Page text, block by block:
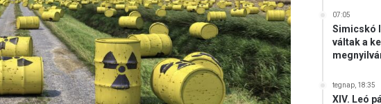
07:05
Simicskó
váltak a
tegnap, 18:35
XIV. Leó